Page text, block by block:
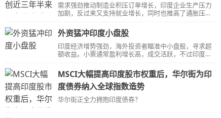
需求强劲推动制造业积压订单增长，印度企业生产压力
加剧，反过来又支持就业增长，同时也推高了通胀压
外资猛冲印度小盘股
印度经济增势强劲，海外投资者瞄准中小盘股，寻求超
额收益。小票通常盈利增长高，成交活跃，不过印度证
MSCI大幅提高印度股市权重后，华尔街为印
度债券纳入全球指数造势
华尔街正全力拥抱印度债券？